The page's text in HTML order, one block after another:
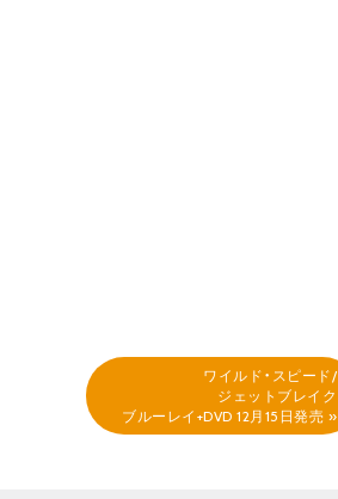
ワイルド・スピード/
ジェットブレイク
ブルーレイ+DVD 12月15日発売 »